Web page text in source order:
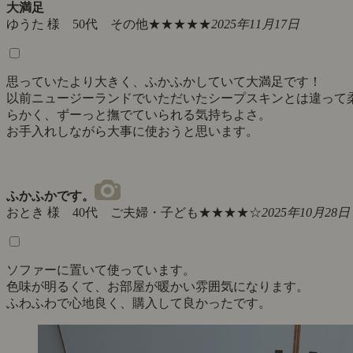
大満足
ゆうた 様 50代 その他★★★★★2025年11月17日
思っていたより大きく、ふかふかしていて大満足です！
以前ニュージーランドでいただいたシープスキンとは違って
らかく、ずーっと撫でていられる気持ちよさ。
お手入れしながら大事に使おうと思います。
ふかふかです。
おとき 様 40代 ご夫婦・子ども★★★★☆2025年10月28日
ソファーに置いて使っています。
色味が明るくて、お部屋が暖かい雰囲気になります。
ふわふわで心地良く、購入して良かったです。